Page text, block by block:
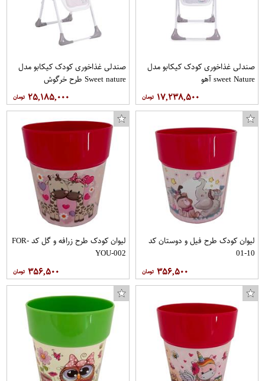
صندلی غذاخوری کودک کیکابو مدل
sweet Nature آهو
۱۷,۲۳۸,۵۰۰
صندلی غذاخوری کودک کیکابو مدل
Sweet nature طرح خرگوش
۲۵,۱۸۵,۰۰۰
لیوان کودک طرح فیل و دوستان کد
10-01
۳۵۶,۵۰۰
لیوان کودک طرح زرافه و گل کد FOR-
YOU-002
۳۵۶,۵۰۰